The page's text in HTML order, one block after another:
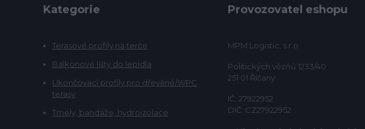
Kategorie
Terasové profily na terče
Balkonové lišty do lepidla
Ukončovací profily pro dřevěné/WPC
terasy
Tmely, bandáže, hydroizolace
Provozovatel eshopu
MPM Logistic, s.r.o
Politických vězňů 1233/40
251 01 Říčany
IČ: 27922952
DIČ: CZ27922952